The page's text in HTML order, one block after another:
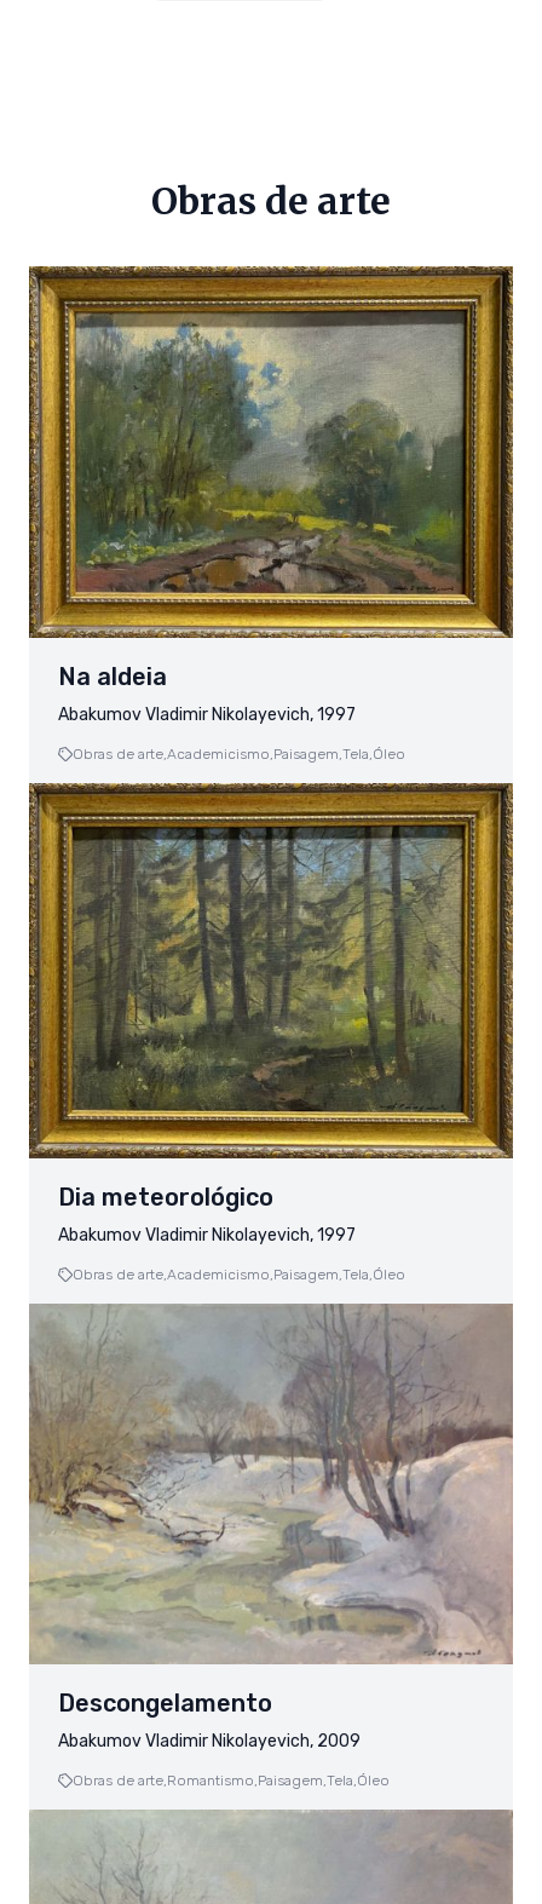
Obras de arte
Na aldeia
Abakumov Vladimir Nikolayevich, 1997
Obras de arte, Academicismo, Paisagem, Tela, Óleo
Dia meteorológico
Abakumov Vladimir Nikolayevich, 1997
Obras de arte,Academicismo,Paisagem,Tela,Óleo
Descongelamento
Abakumov Vladimir Nikolayevich, 2009
Obras de arte,Romantismo,Paisagem,Tela,Óleo